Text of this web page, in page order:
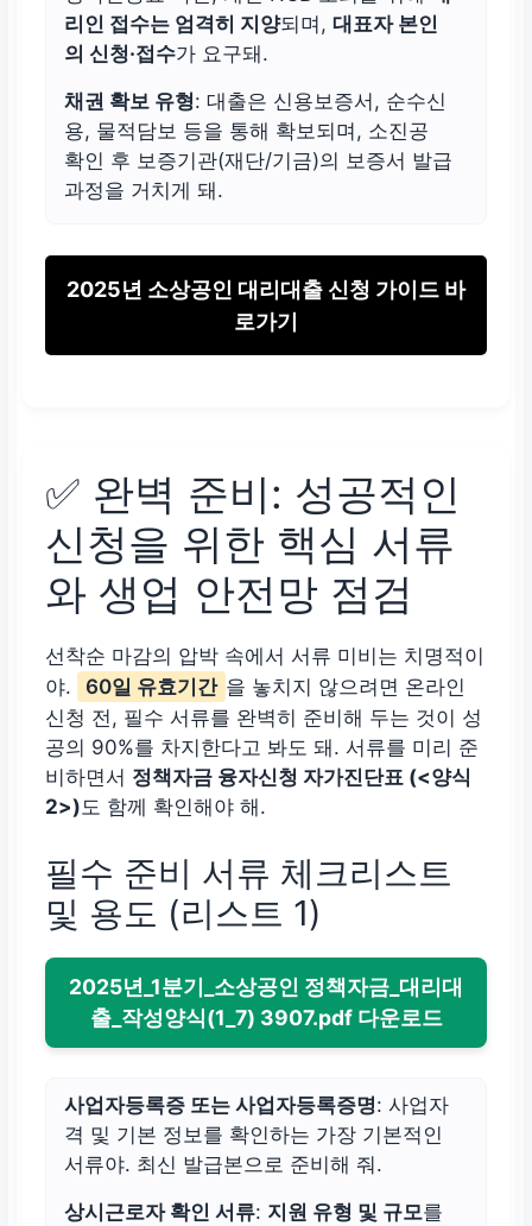
리인 접수는 엄격히 지양되며,대표자 본인
의 신청·접수가 요구돼.
채권 확보 유형: 대출은 신용보증서, 순수신
용, 물적담보 등을 통해 확보되며, 소진공
확인 후 보증기관(재단/기금)의 보증서 발급
과정을 거치게 돼.
2025년 소상공인 대리대출 신청 가이드 바
로가기
✅ 완벽 준비: 성공적인
신청을 위한 핵심 서류
와 생업 안전망 점검
선착순 마감의 압박 속에서 서류 미비는 치명적이
야.
60일 유효기간 을 놓치지 않으려면 온라인
신청 전, 필수 서류를 완벽히 준비해 두는 것이 성
공의 90%를 차지한다고 봐도 돼. 서류를 미리 준
비하면서 정책자금 융자신청 자가진단표 (<양식
2>)도 함께 확인해야 해.
필수 준비 서류 체크리스트
및 용도 (리스트 1)
2025년_1분기_소상공인 정책자금_대리대
출_작성양식(1_7) 3907.pdf 다운로드
사업자등록증 또는 사업자등록증명: 사업자
격 및 기본 정보를 확인하는 가장 기본적인
서류야. 최신 발급본으로 준비해 줘.
상시근로자 확인 서류: 지원 유형 및 규모를